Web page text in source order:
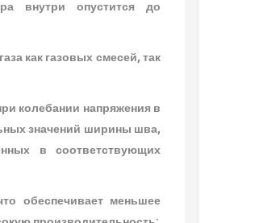
внутри опустится до
как газовых смесей, так
колебании напряжения в
значений ширины шва,
в соответствующих
обеспечивает меньшее